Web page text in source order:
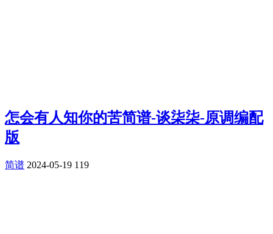
怎会有人知你的苦简谱-谈柒柒-原调编配
版
简谱 2024-05-19 119